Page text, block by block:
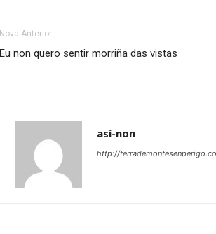
Nova Anterior
Eu non quero sentir morriña das vistas
así-non
http://